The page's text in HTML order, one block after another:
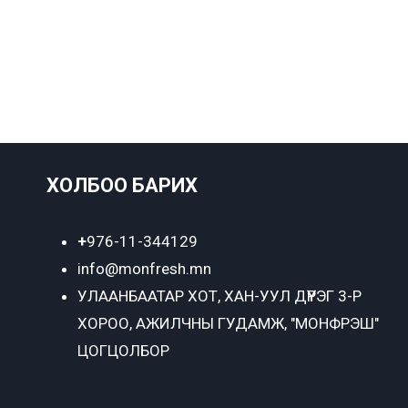
ХОЛБОО БАРИХ
+976-11-344129
info@monfresh.mn
УЛААНБААТАР ХОТ, ХАН-УУЛ ДҮҮРЭГ 3-Р
ХОРОО, АЖИЛЧНЫ ГУДАМЖ, "МОНФРЭШ"
ЦОГЦОЛБОР